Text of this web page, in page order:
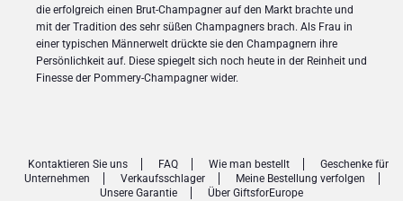
die erfolgreich einen Brut-Champagner auf den Markt brachte und
mit der Tradition des sehr süßen Champagners brach. Als Frau in
einer typischen Männerwelt drückte sie den Champagnern ihre
Persönlichkeit auf. Diese spiegelt sich noch heute in der Reinheit und
Finesse der Pommery-Champagner wider.
Kontaktieren Sie uns FAQ Wie man bestellt
Geschenke für
Unternehmen
Verkaufsschlager
Meine Bestellung verfolgen
Unsere Garantie
Über GiftsforEurope